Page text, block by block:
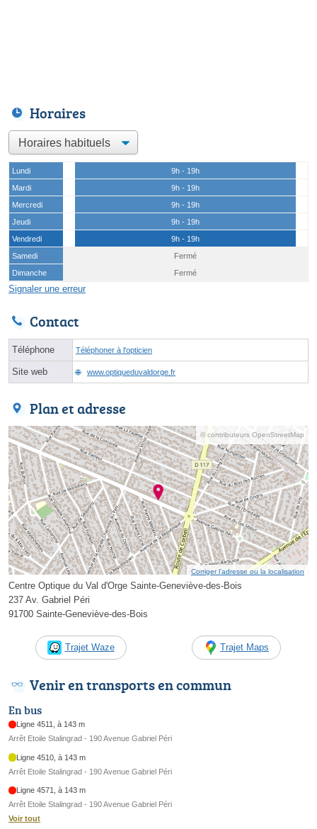
Horaires
Lundi
9h - 19h
Mardi
9h - 19h
Mercredi
9h - 19h
Jeudi
9h - 19h
Vendredi
9h - 19h
Samedi
Fermé
Dimanche
Fermé
Signaler une erreur
Contact
Téléphone Téléphoner à l'opticien
Site web www.optiqueduvaldorge.fr
Plan et adresse
© contributeurs OpenStreetMap
Corriger l’adresse ou la localisation
Centre Optique du Val d'Orge Sainte-Geneviève-des-Bois
237 Av. Gabriel Péri
91700 Sainte-Geneviève-des-Bois
Trajet Waze Trajet Maps
Venir en transports en commun
En bus
Ligne 4511, à 143 m
Arrêt Etoile Stalingrad - 190 Avenue Gabriel Péri
Ligne 4510, à 143 m
Arrêt Etoile Stalingrad - 190 Avenue Gabriel Péri
Ligne 4571, à 143 m
Arrêt Etoile Stalingrad - 190 Avenue Gabriel Péri
Voir tout